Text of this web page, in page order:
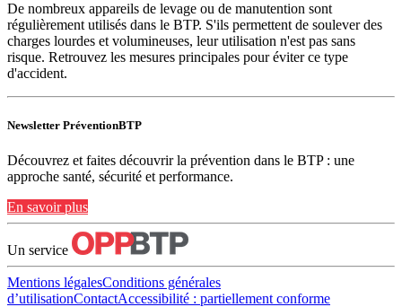
De nombreux appareils de levage ou de manutention sont
régulièrement utilisés dans le BTP. S'ils permettent de soulever des
charges lourdes et volumineuses, leur utilisation n'est pas sans
risque. Retrouvez les mesures principales pour éviter ce type
d'accident.
Newsletter PréventionBTP
Découvrez et faites découvrir la prévention dans le BTP : une
approche santé, sécurité et performance.
En savoir plus
Un service
Mentions légalesConditions générales
d’utilisationContactAccessibilité : partiellement conforme